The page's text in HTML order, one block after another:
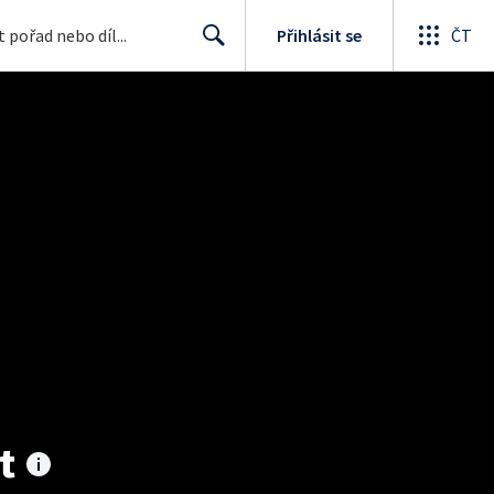
Přihlásit se ČT